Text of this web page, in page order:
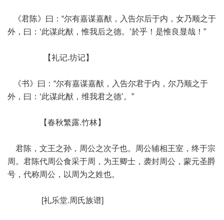
《君陈》曰：“尔有嘉谋嘉猷，入告尔后于内，女乃顺之于
外，曰：‘此谋此猷，惟我后之德。’於乎！是惟良显哉！”
【礼记.坊记】
《书》曰：“尔有嘉谋嘉猷，入告尔君于内，尔乃顺之于
外，曰：‘此谋此猷，维我君之德’。”
【春秋繁露.竹林】
君陈，文王之孙，周公之次子也。周公辅相王室，终于宗
周。君陈代周公食采于周，为王卿士，袭封周公，蒙元圣爵
号，代称周公，以周为之姓也。
[礼乐堂.周氏族谱]